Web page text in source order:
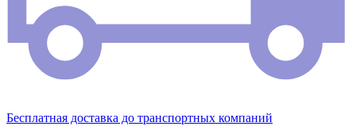
Бесплатная доставка до транспортных компаний